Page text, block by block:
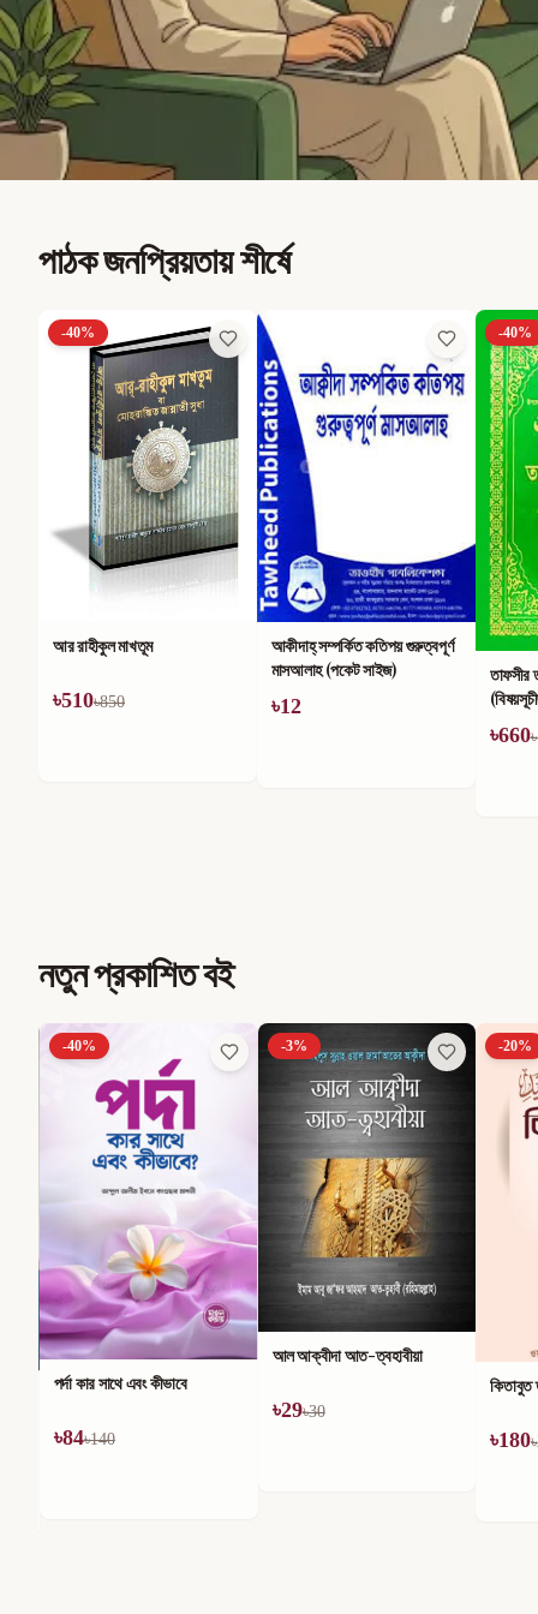
পাঠক জনপ্রিয়তায় শীর্ষে
-40%
আর রাহীকুল মাখতূম
৳510৳850
আকীদাহ্ সম্পর্কিত কতিপয় গুরুত্বপূর্ণ
মাসআলাহ (পকেট সাইজ)
৳12
-40%
৳660৳
নতুন প্রকাশিত বই
-40%
পর্দা কার সাথে এবং কীভাবে
৳84৳140
-3%
আল আক্বীদা আত-ত্বহাবীয়া
৳29৳30
-20%
কিতাবুত
৳180৳